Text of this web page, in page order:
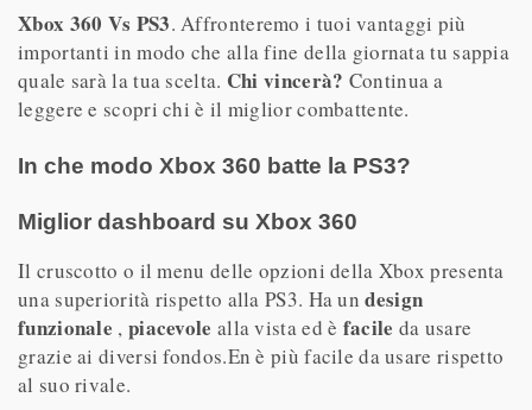
Xbox 360 Vs PS3. Affronteremo i tuoi vantaggi più
importanti in modo che alla fine della giornata tu sappia
quale sarà la tua scelta. Chi vincerà? Continua a
leggere e scopri chi è il miglior combattente.
In che modo Xbox 360 batte la PS3?
Miglior dashboard su Xbox 360
Il cruscotto o il menu delle opzioni della Xbox presenta
una superiorità rispetto alla PS3. Ha undesign
funzionale , piacevole alla vista ed è facile da usare
grazie ai diversi fondos.En è più facile da usare rispetto
al suo rivale.